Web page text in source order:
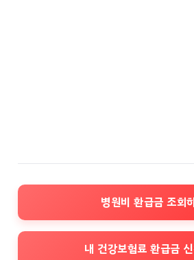
병원비 환급금 조회
내 건강보험료 환급금